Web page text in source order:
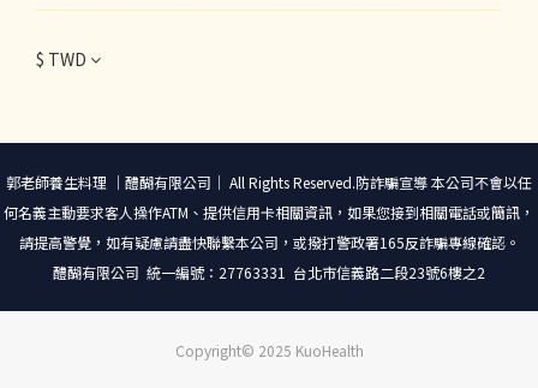
$ TWD
郭老師養生料理 ｜醴醐有限公司｜ All Rights Reserved.防詐騙宣導 本公司不會以任
何名義主動要求客人操作ATM、提供信用卡相關資訊，如果您接到相關電話或簡訊，
請提高警覺，如有疑慮請盡快聯繫本公司，或撥打警政署165反詐騙專線確認。
醴醐有限公司 統一編號：27763331 台北市信義路二段23號6樓之2
Copyright© 2025 KuoHealth